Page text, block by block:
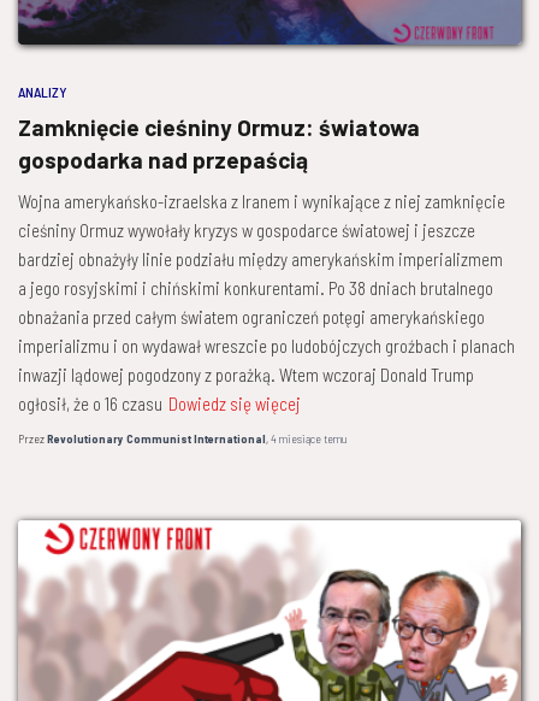
ANALIZY
Zamknięcie cieśniny Ormuz: światowa
gospodarka nad przepaścią
Wojna amerykańsko-izraelska z Iranem i wynikające z niej zamknięcie
cieśniny Ormuz wywołały kryzys w gospodarce światowej i jeszcze
bardziej obnażyły linie podziału między amerykańskim imperializmem
a jego rosyjskimi i chińskimi konkurentami. Po 38 dniach brutalnego
obnażania przed całym światem ograniczeń potęgi amerykańskiego
imperializmu i on wydawał wreszcie po ludobójczych groźbach i planach
inwazji lądowej pogodzony z porażką. Wtem wczoraj Donald Trump
ogłosił, że o 16 czasu Dowiedz się więcej
PrzezRevolutionary Communist International,4 miesiącetemu